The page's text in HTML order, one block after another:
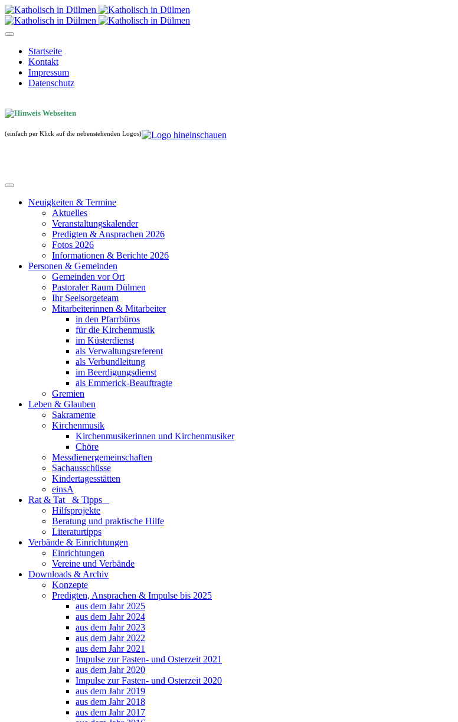
Startseite
Kontakt
Impressum
Datenschutz
(einfach per Klick auf die nebenstehenden Logos)
Neuigkeiten & Termine
Aktuelles
Veranstaltungskalender
Predigten & Ansprachen 2026
Fotos 2026
Informationen & Berichte 2026
Personen & Gemeinden
Gemeinden vor Ort
Pastoraler Raum Dülmen
Ihr Seelsorgeteam
Mitarbeiterinnen & Mitarbeiter
in den Pfarrbüros
für die Kirchenmusik
im Küsterdienst
als Verwaltungsreferent
als Verbundleitung
im Beerdigungsdienst
als Emmerick-Beauftragte
Gremien
Leben & Glauben
Sakramente
Kirchenmusik
Kirchenmusikerinnen und Kirchenmusiker
Chöre
Messdienergemeinschaften
Sachausschüsse
Kindertagesstätten
einsA
Rat & Tat & Tipps
Hilfsprojekte
Beratung und praktische Hilfe
Literaturtipps
Verbände & Einrichtungen
Einrichtungen
Vereine und Verbände
Downloads & Archiv
Konzepte
Predigten, Ansprachen & Impulse bis 2025
aus dem Jahr 2025
aus dem Jahr 2024
aus dem Jahr 2023
aus dem Jahr 2022
aus dem Jahr 2021
Impulse zur Fasten- und Osterzeit 2021
aus dem Jahr 2020
Impulse zur Fasten- und Osterzeit 2020
aus dem Jahr 2019
aus dem Jahr 2018
aus dem Jahr 2017